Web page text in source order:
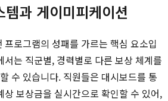
과 게이미피케이션
로그램의 성패를 가르는 핵심 요소입
서는 직군별, 경력별로 다른 보상 체계를
수 있습니다. 직원들은 대시보드를 통
상 보상금을 실시간으로 확인할 수 있어,